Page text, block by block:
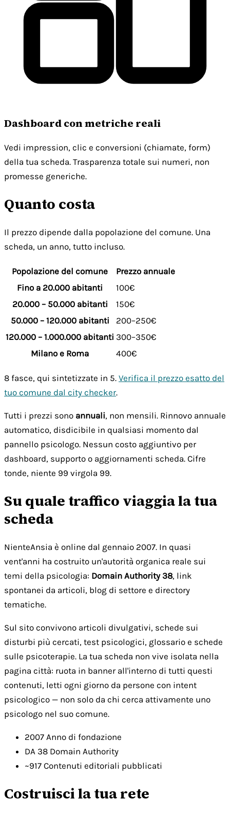
Dashboard con metriche reali
Vedi impression, clic e conversioni (chiamate, form)
della tua scheda. Trasparenza totale sui numeri, non
promesse generiche.
Quanto costa
Il prezzo dipende dalla popolazione del comune. Una
scheda, un anno, tutto incluso.
Popolazione del comune
Prezzo annuale
Fino a 20.000 abitanti
100€
20.000 – 50.000 abitanti
150€
50.000 – 120.000 abitanti
200–250€
120.000 – 1.000.000 abitanti 300–350€
Milano e Roma
400€
8 fasce, qui sintetizzate in 5. Verifica il prezzo esatto del
tuo comune dal city checker.
Tutti i prezzi sono annuali, non mensili. Rinnovo annuale
automatico, disdicibile in qualsiasi momento dal
pannello psicologo. Nessun costo aggiuntivo per
dashboard, supporto o aggiornamenti scheda. Cifre
tonde, niente 99 virgola 99.
Su quale traffico viaggia la tua
scheda
NienteAnsia è online dal gennaio 2007. In quasi
vent'anni ha costruito un'autorità organica reale sui
temi della psicologia: Domain Authority 38, link
spontanei da articoli, blog di settore e directory
tematiche.
Sul sito convivono articoli divulgativi, schede sui
disturbi più cercati, test psicologici, glossario e schede
sulle psicoterapie. La tua scheda non vive isolata nella
pagina città: ruota in banner all'interno di tutti questi
contenuti, letti ogni giorno da persone con intent
psicologico — non solo da chi cerca attivamente uno
psicologo nel suo comune.
2007 Anno di fondazione
DA 38 Domain Authority
~917 Contenuti editoriali pubblicati
Costruisci la tua rete